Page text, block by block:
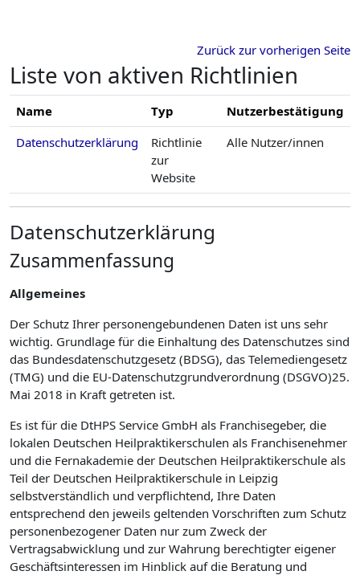
Zurück zur vorherigen Seite
Liste von aktiven Richtlinien
Name Typ
Nutzerbestätigung
Datenschutzerklärung
Richtlinie
zur
Website
Alle Nutzer/innen
Datenschutzerklärung
Zusammenfassung
Allgemeines
Der Schutz Ihrer personengebundenen Daten ist uns sehr
wichtig. Grundlage für die Einhaltung des Datenschutzes sind
das Bundesdatenschutzgesetz (BDSG), das Telemediengesetz
(TMG) und die EU-Datenschutzgrundverordnung (DSGVO)25.
Mai 2018 in Kraft getreten ist.
Es ist für die DtHPS Service GmbH als Franchisegeber, die
lokalen Deutschen Heilpraktikerschulen als Franchise­nehmer
und die Fernakademie der Deutschen Heilpraktikerschule als
Teil der Deutschen Heilpraktikerschule in Leipzig
selbstverständlich und verpflichtend, Ihre Daten
entsprechend den jeweils geltenden Vorschriften zum Schutz
personenbezogener Daten nur zum Zweck der
Vertragsabwicklung und zur Wahrung berechtigter eigener
Geschäftsinteressen im Hinblick auf die Beratung und